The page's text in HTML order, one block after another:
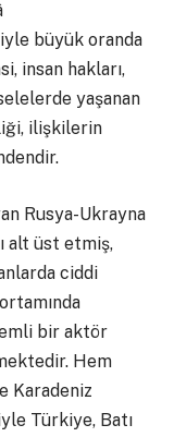
büyük oranda
insan hakları,
yaşanan
ilişkilerin
Rusya-Ukrayna
alt üst etmiş,
ciddi
bir aktör
Hem
Karadeniz
Türkiye, Batı